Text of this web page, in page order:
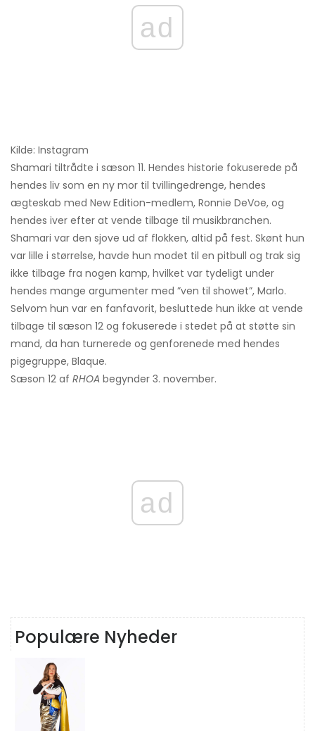
ad
Kilde: Instagram
Shamari tiltrådte i sæson 11. Hendes historie fokuserede på
hendes liv som en ny mor til tvillingedrenge, hendes
ægteskab med New Edition-medlem, Ronnie DeVoe, og
hendes iver efter at vende tilbage til musikbranchen.
Shamari var den sjove ud af flokken, altid på fest. Skønt hun
var lille i størrelse, havde hun modet til en pitbull og trak sig
ikke tilbage fra nogen kamp, ​​hvilket var tydeligt under
hendes mange argumenter med ”ven til showet”, Marlo.
Selvom hun var en fanfavorit, besluttede hun ikke at vende
tilbage til sæson 12 og fokuserede i stedet på at støtte sin
mand, da han turnerede og genforenede med hendes
pigegruppe, Blaque.
Sæson 12 af RHOA begynder 3. november.
ad
Populære Nyheder